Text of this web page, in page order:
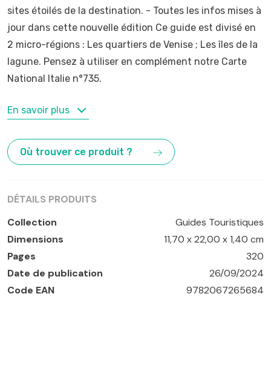
sites étoilés de la destination. - Toutes les infos mises à
jour dans cette nouvelle édition Ce guide est divisé en
2 micro-régions : Les quartiers de Venise ; Les îles de la
lagune. Pensez à utiliser en complément notre Carte
National Italie n°735.
MOTS-CLÉS
En savoir plus
Où trouver ce produit ?
DÉTAILS PRODUITS
Collection
Guides Touristiques
Dimensions
11,70 x 22,00 x 1,40 cm
Pages
320
Date de publication
26/09/2024
Code EAN
9782067265684